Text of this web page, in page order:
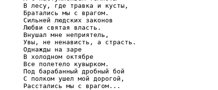
     В лесу, где травка и кусты,
     Братались мы с врагом.
     Сильней людских законов
     Любви святая власть.
     Внушал мне неприятель,
     Увы, не ненависть, а страсть.
     Однажды на заре
     В холодном октябре
     Все полетело кувырком.
     Под барабанный дробный бой
     С полком ушел мой дорогой,
     Расстались мы с врагом...